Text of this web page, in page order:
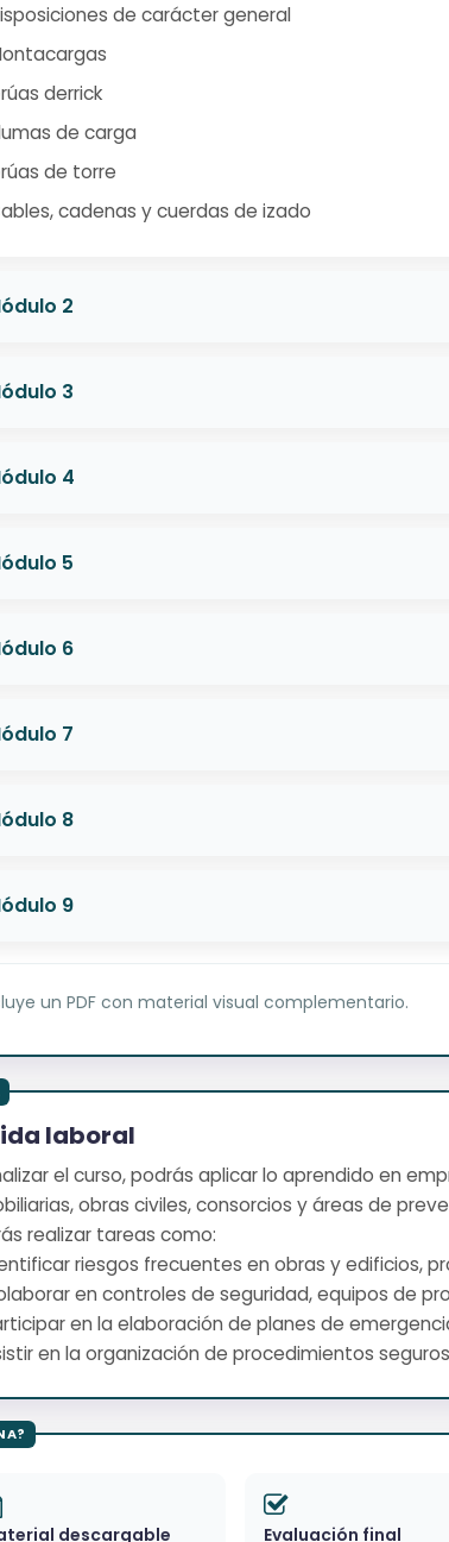
de carácter general
derrick
de carga
de torre
cadenas y cuerdas de izado
2
3
4
5
6
7
8
9
un PDF con material visual complementario.
laboral
el curso, podrás aplicar lo aprendido en
obras civiles, consorcios y áreas de
realizar tareas como:
riesgos frecuentes en obras y edificios,
en controles de seguridad, equipos de
en la elaboración de planes de
en la organización de procedimientos
descargable Evaluación final